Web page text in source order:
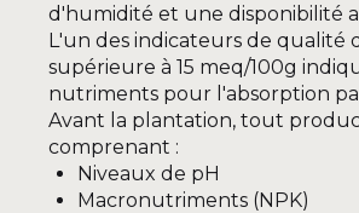
d'humidité et une disponibilité
L'un des indicateurs de qualité
supérieure à 15 meq/100g
nutriments pour l'absorption
Avant la plantation, tout
comprenant :
Niveaux de pH
Macronutriments (NPK)